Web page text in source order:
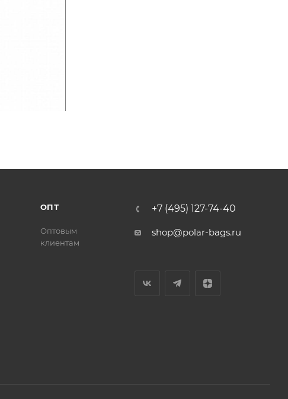
ОПТ
Оптовым
клиентам
+7 (495) 127-74-40
shop@polar-bags.ru